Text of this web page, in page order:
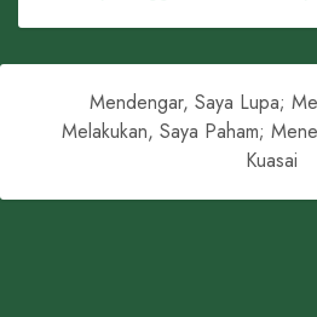
Mendengar, Saya Lupa;
Melakukan, Saya Paham;
Kuasai